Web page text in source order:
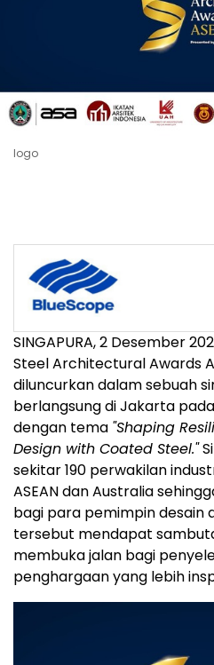
logo
SINGAPURA, 2 Desember
Steel Architectural Awards
diluncurkan dalam sebuah
berlangsung diJakarta
dengan tema "Shaping
Design with Coated Steel."
sekitar 190 perwakilan
ASEAN danAustralia
bagi para pemimpin desain
tersebut mendapat
membuka jalan bagi
penghargaan yang lebih